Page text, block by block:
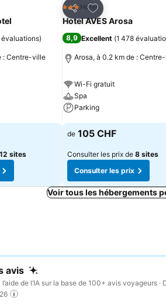
favoris
)
: Centre-ville
12 sites
Partager
Ajouter à mes
3 ÉtoilesHotel
Hotel AVES Arosa
8,9 Excellent (1 478
Arosa, à 0.2 km de :
Wi-Fi gratuit
Spa
Parking
Consulter les prix
de 105 CHF
Consulter les prix de 8 sites
Consulter les prix
Voir tous les hébergements
avis
de l’IA sur la base de 100+ avis voyageurs ·